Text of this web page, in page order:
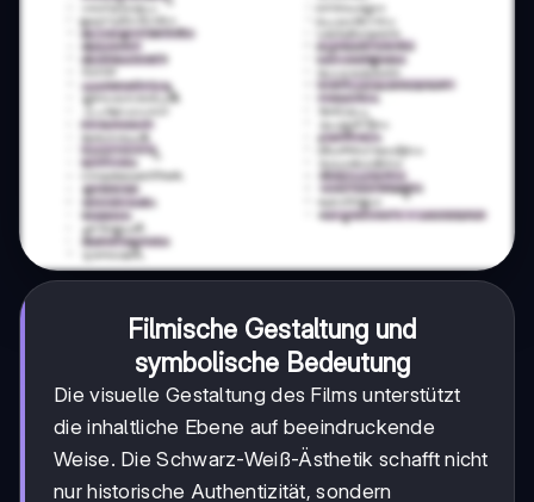
Filmische Gestaltung und
symbolische Bedeutung
Die visuelle Gestaltung des Films unterstützt
die inhaltliche Ebene auf beeindruckende
Weise. Die Schwarz-Weiß-Ästhetik schafft nicht
nur historische Authentizität, sondern